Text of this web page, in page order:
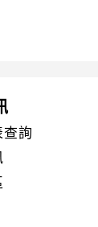
查詢